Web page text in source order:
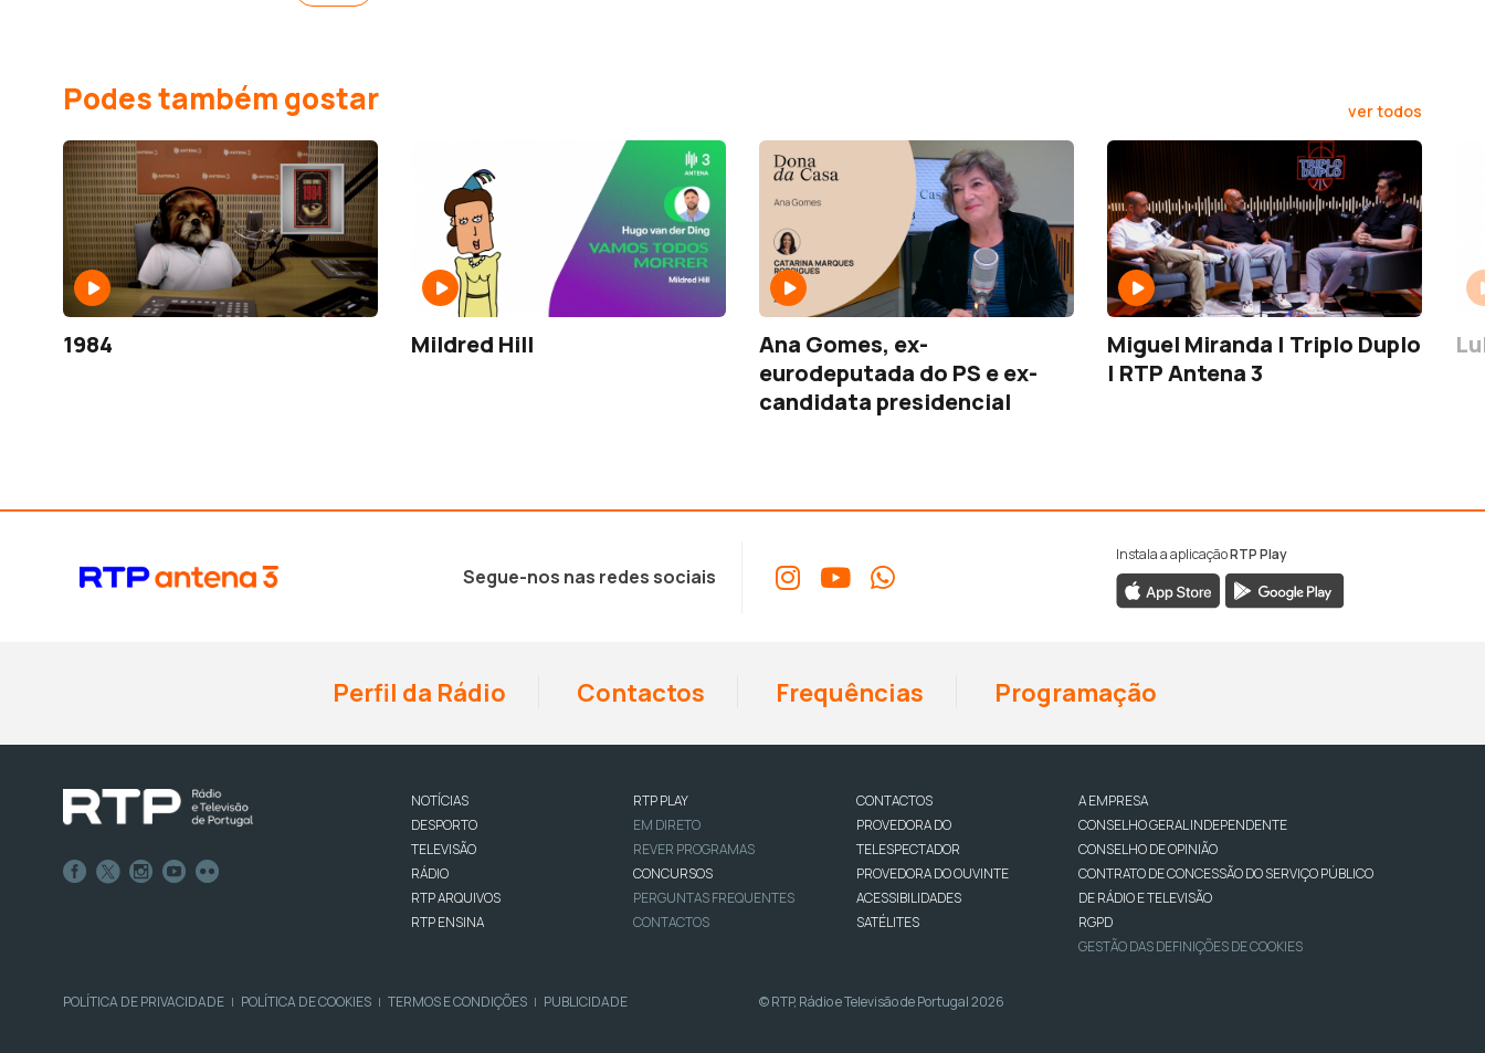
Podes também gostar ver todos
1984 Mildred Hill
Ana Gomes, ex-
eurodeputada do PS e ex-
candidata presidencial
Miguel Miranda | Triplo Duplo
| RTP Antena 3
Segue-nos nas redes sociais
Instala a aplicaçãoRTP Play
Perfil da Rádio Contactos Frequências Programação
NOTÍCIAS
DESPORTO
TELEVISÃO
RÁDIO
RTP ARQUIVOS
RTP ENSINA
RTP PLAY
EM DIRETO
REVER PROGRAMAS
CONCURSOS
PERGUNTAS FREQUENTES
CONTACTOS
CONTACTOS
PROVEDORA DO
TELESPECTADOR
PROVEDORA DO OUVINTE
ACESSIBILIDADES
SATÉLITES
A EMPRESA
CONSELHO GERAL INDEPENDENTE
CONSELHO DE OPINIÃO
CONTRATO DE CONCESSÃO DO SERVIÇO PÚBLICO
DE RÁDIO E TELEVISÃO
RGPD
GESTÃO DAS DEFINIÇÕES DE COOKIES
POLÍTICA DE PRIVACIDADE | POLÍTICA DE COOKIES | TERMOS E CONDIÇÕES | PUBLICIDADE © RTP, Rádio e Televisão de Portugal 2026